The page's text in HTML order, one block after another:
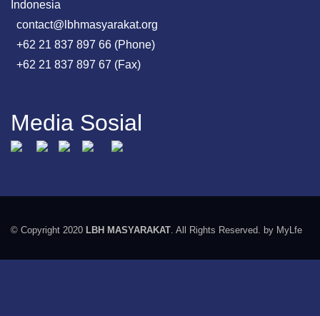
Indonesia
contact@lbhmasyarakat.org
+62 21 837 897 66 (Phone)
+62 21 837 897 67 (Fax)
Media Sosial
© Copyright 2020 LBH MASYARAKAT . All Rights Reserved. by MyLfe